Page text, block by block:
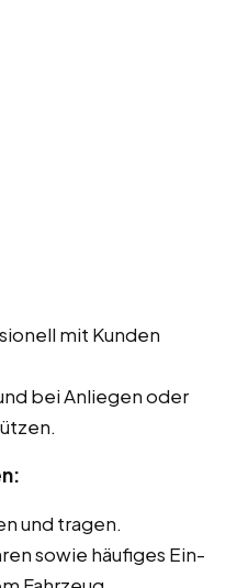
mit Kunden
bei Anliegen oder
und tragen.
sowie häufiges Ein-